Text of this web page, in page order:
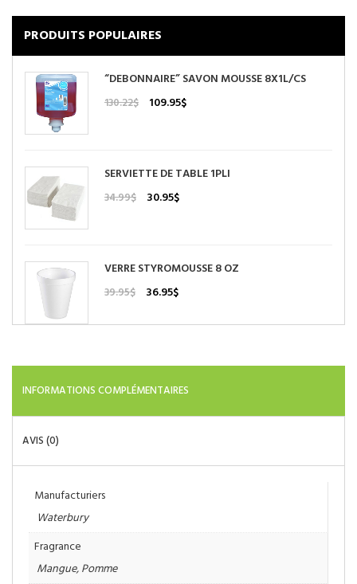
PRODUITS POPULAIRES
“DEBONNAIRE” SAVON MOUSSE 8X1L/CS
130.22$
Le
130.22$.
109.95$Le
109.95$.
SERVIETTE DE TABLE 1PLI
34.99$
Le
34.99$.
30.95$Le
30.95$.
VERRE STYROMOUSSE 8 OZ
39.95$
Le
initial
36.95$Le
actuel
INFORMATIONS COMPLÉMENTAIRES
AVIS (0)
Manufacturiers
Waterbury
Fragrance
Mangue,Pomme